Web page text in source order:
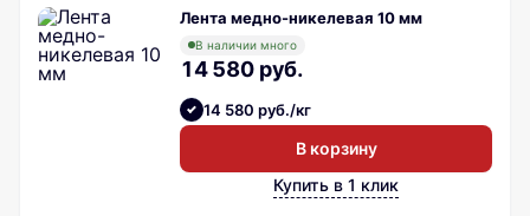
Лента медно-никелевая 10 мм
В наличии много
14 580 руб.
14 580 руб./кг
В корзину
Купить в 1 клик